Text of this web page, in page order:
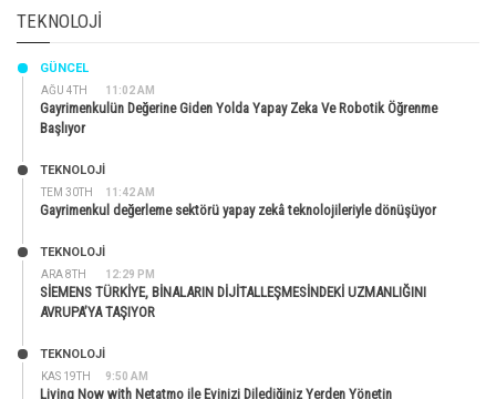
TEKNOLOJI
AĞU 4TH 11:02 AM
GÜNCEL
Gayrimenkulün Değerine Giden Yolda Yapay Zeka Ve Robotik Öğrenme
Başlıyor
TEM 30TH 11:42 AM
TEKNOLOJİ
Gayrimenkul değerleme sektörü yapay zekâ teknolojileriyle dönüşüyor
ARA 8TH 12:29 PM
TEKNOLOJİ
SİEMENS TÜRKİYE, BİNALARIN DİJİTALLEŞMESİNDEKİ UZMANLIĞINI
AVRUPA’YA TAŞIYOR
KAS 19TH 9:50 AM
TEKNOLOJİ
Living Now with Netatmo ile Evinizi Dilediğiniz Yerden Yönetin